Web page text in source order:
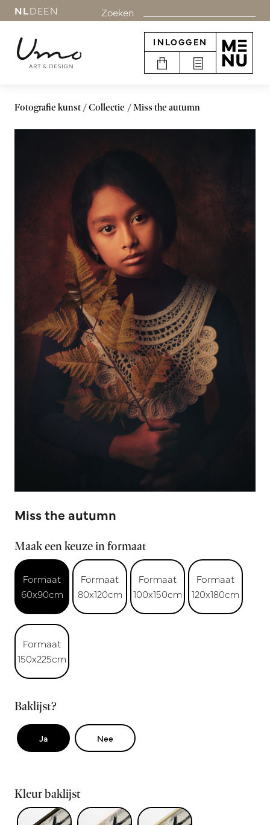
NLDEEN Zoeken
INLOGGEN
Fotografie kunst Collectie Miss the autumn
Miss the autumn
Maak een keuze in formaat
Formaat
60x90cm
Formaat
80x120cm
Formaat
100x150cm
Formaat
120x180cm
Formaat
150x225cm
Baklijst?
Ja Nee
Kleur baklijst